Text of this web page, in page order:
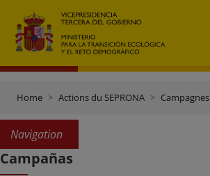
Home Actions du SEPRONA Campagnes
Navigation
Campañas